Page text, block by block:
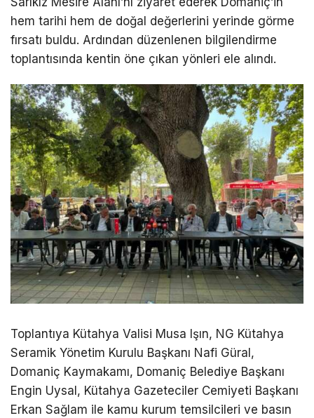
hem tarihi hem de doğal değerlerini yerinde görme
fırsatı buldu. Ardından düzenlenen bilgilendirme
toplantısında kentin öne çıkan yönleri ele alındı.
Toplantıya Kütahya Valisi Musa Işın, NG Kütahya
Seramik Yönetim Kurulu Başkanı Nafi Güral,
Domaniç Kaymakamı, Domaniç Belediye Başkanı
Engin Uysal, Kütahya Gazeteciler Cemiyeti Başkanı
Erkan Sağlam ile kamu kurum temsilcileri ve basın